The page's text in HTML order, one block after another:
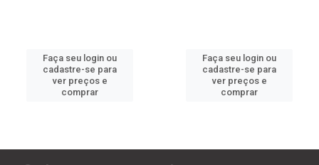
Faça seu login ou
cadastre-se para
ver preços e
comprar
Faça seu login ou
cadastre-se para
ver preços e
comprar